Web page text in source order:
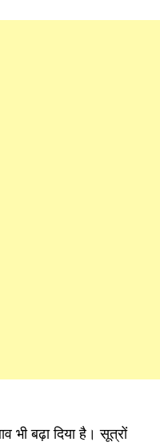
भी बढ़ा दिया है। सूत्रों